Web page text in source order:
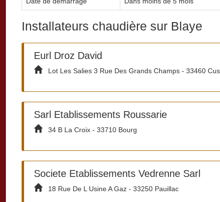
Installateurs chaudière sur Blaye
Eurl Droz David
Lot Les Salies 3 Rue Des Grands Champs - 33460
Sarl Etablissements Roussarie
34 B La Croix - 33710 Bourg
Societe Etablissements Vedrenne Sarl
18 Rue De L Usine A Gaz - 33250 Pauillac